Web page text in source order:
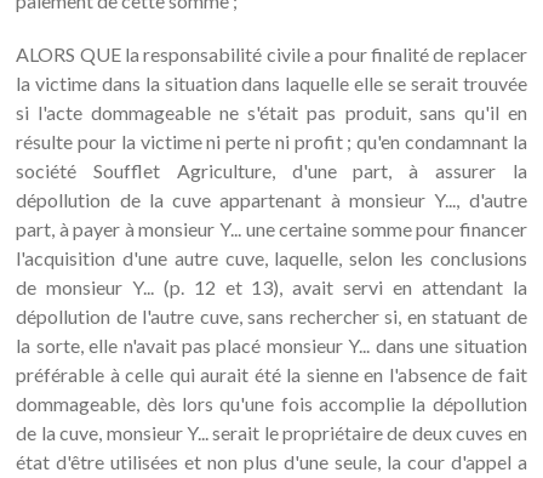
ALORS QUE la responsabilité civile a pour finalité de replacer
la victime dans la situation dans laquelle elle se serait trouvée
si l'acte dommageable ne s'était pas produit, sans qu'il en
résulte pour la victime ni perte ni profit ; qu'en condamnant la
société Soufflet Agriculture, d'une part, à assurer la
dépollution de la cuve appartenant à monsieur Y..., d'autre
part, à payer à monsieur Y... une certaine somme pour financer
l'acquisition d'une autre cuve, laquelle, selon les conclusions
de monsieur Y... (p. 12 et 13), avait servi en attendant la
dépollution de l'autre cuve, sans rechercher si, en statuant de
la sorte, elle n'avait pas placé monsieur Y... dans une situation
préférable à celle qui aurait été la sienne en l'absence de fait
dommageable, dès lors qu'une fois accomplie la dépollution
de la cuve, monsieur Y... serait le propriétaire de deux cuves en
état d'être utilisées et non plus d'une seule, la cour d'appel a